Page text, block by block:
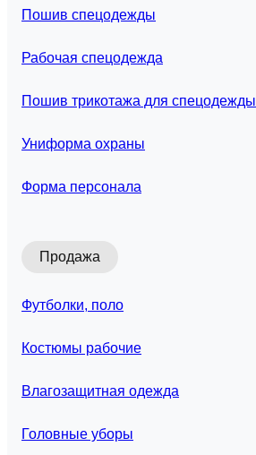
Пошив спецодежды
Рабочая спецодежда
Пошив трикотажа для спецодежды
Униформа охраны
Форма персонала
Продажа
Футболки, поло
Костюмы рабочие
Влагозащитная одежда
Головные уборы